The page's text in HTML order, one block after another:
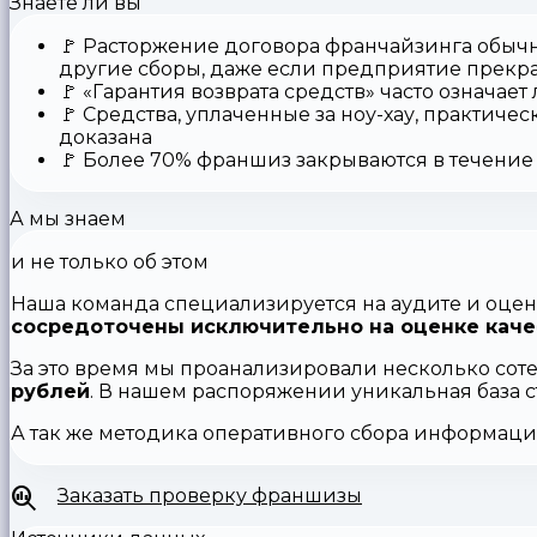
🚩 Расторжение договора франчайзинга
другие сборы, даже если предприятие
🚩 «Гарантия возврата средств» часто
🚩 Средства, уплаченные за ноу-хау,
доказана
🚩 Более 70% франшиз закрываются в
А мы знаем
и не только об этом
Наша команда специализируется на аудите и
сосредоточены исключительно на оценке
За это время мы проанализировали несколько
рублей. В нашем распоряжении уникальная база
А так же методика оперативного сбора
Заказать проверку франшизы